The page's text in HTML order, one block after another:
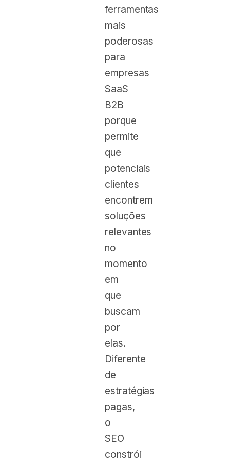
ferramentas
mais
poderosas
para
empresas
SaaS
B2B
porque
permite
que
potenciais
clientes
encontrem
soluções
relevantes
no
momento
em
que
buscam
por
elas.
Diferente
de
estratégias
pagas,
o
SEO
constrói